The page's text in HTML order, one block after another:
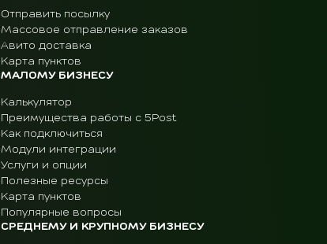
Отправить посылку
Массовое отправление заказов
Авито доставка
Карта пунктов
МАЛОМУ БИЗНЕСУ
Калькулятор
Преимущества работы с 5Post
Как подключиться
Модули интеграции
Услуги и опции
Полезные ресурсы
Карта пунктов
Популярные вопросы
СРЕДНЕМУ И КРУПНОМУ БИЗНЕСУ